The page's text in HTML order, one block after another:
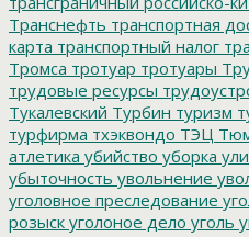
Транснефть транспортная
карта транспортный налог
Тромса тротуар тротуары
трудовые ресурсы
Тукалевский Турбин туризм
турфирма тхэквондо ТЭЦ
атлетика убийство уборка
убыточность увольнение
уголовное преследование
розыск уголоное дело уголь